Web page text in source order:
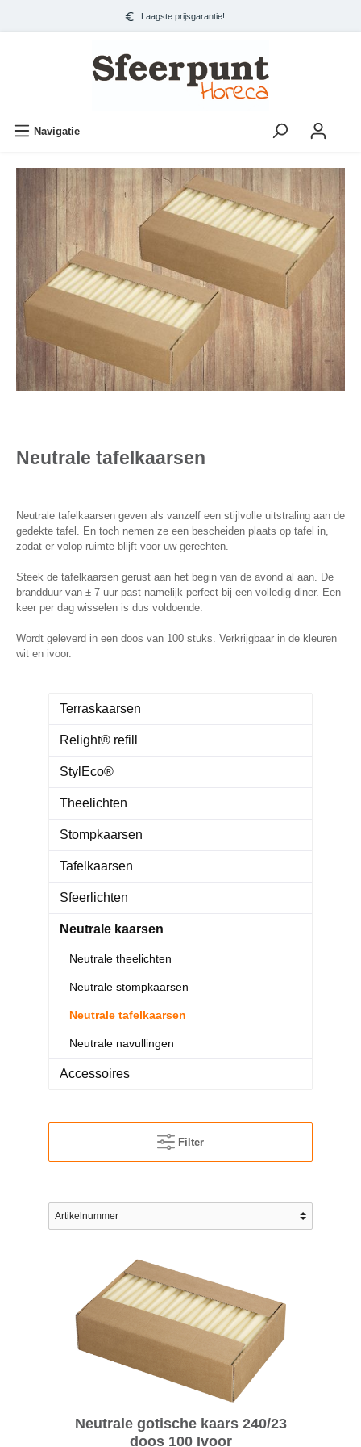
Laagste prijsgarantie!
Navigatie
Neutrale tafelkaarsen
Neutrale tafelkaarsen geven als vanzelf een stijlvolle uitstraling aan de
gedekte tafel. En toch nemen ze een bescheiden plaats op tafel in,
zodat er volop ruimte blijft voor uw gerechten.
Steek de tafelkaarsen gerust aan het begin van de avond al aan. De
brandduur van ± 7 uur past namelijk perfect bij een volledig diner. Een
keer per dag wisselen is dus voldoende.
Wordt geleverd in een doos van 100 stuks. Verkrijgbaar in de kleuren
wit en ivoor.
Terraskaarsen
Relight® refill
StylEco®
Theelichten
Stompkaarsen
Tafelkaarsen
Sfeerlichten
Neutrale kaarsen
Neutrale theelichten
Neutrale stompkaarsen
Neutrale tafelkaarsen
Neutrale navullingen
Accessoires
Filter
Neutrale gotische kaars 240/23
doos 100 Ivoor